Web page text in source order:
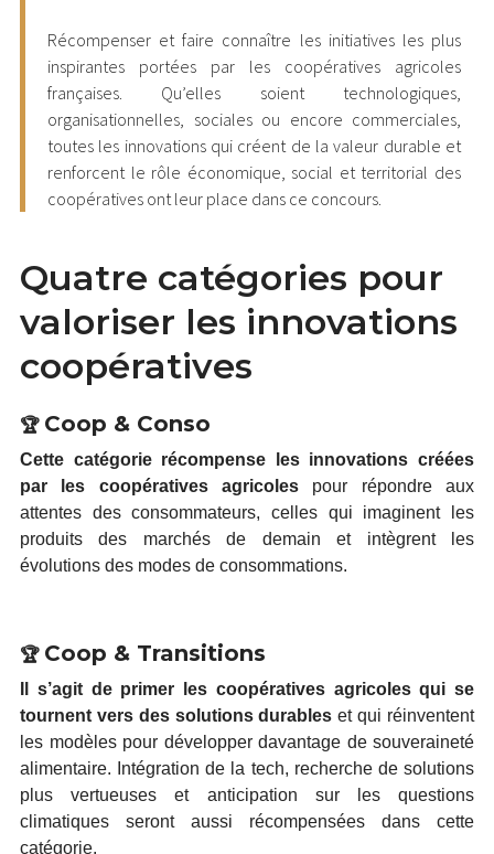
Récompenser et faire connaître les initiatives les plus
inspirantes portées par les coopératives agricoles
françaises. Qu’elles soient technologiques,
organisationnelles, sociales ou encore commerciales,
toutes les innovations qui créent de la valeur durable et
renforcent le rôle économique, social et territorial des
coopératives ont leur place dans ce concours.
Quatre catégories pour
valoriser les innovations
coopératives
🏆 Coop & Conso
Cette catégorie récompense les innovations créées
par les coopératives agricoles pour répondre aux
attentes des consommateurs, celles qui imaginent les
produits des marchés de demain et intègrent les
évolutions des modes de consommations.
🏆 Coop & Transitions
Il s’agit de primer les coopératives agricoles qui se
tournent vers des solutions durableset qui réinventent
les modèles pour développer davantage de souveraineté
alimentaire. Intégration de la tech, recherche de solutions
plus vertueuses et anticipation sur les questions
climatiques seront aussi récompensées dans cette
catégorie.